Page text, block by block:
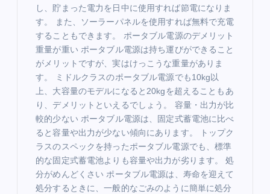
し、貯まった電力を日中に使用すれば節電になりま
す。 また、ソーラーパネルを使用すれば無料で充電
することもできます。 ポータブル電源のデメリット
重量が重い ポータブル電源は持ち運びができること
がメリットですが、実はけっこうな重量がありま
す。 ミドルクラスのポータブル電源でも10kg以
上、大容量のモデルになると20kgを超えることもあ
り、デメリットといえるでしょう。 容量・出力が比
較的少ない ポータブル電源は、固定式蓄電池に比べ
ると容量や出力が少ない傾向にあります。 トップク
ラスのスペックを持ったポータブル電源でも、標準
的な固定式蓄電池よりも容量や出力が劣ります。 処
分がめんどくさい ポータブル電源は、寿命を迎えて
処分するときに、一般的なごみのように簡単に処分